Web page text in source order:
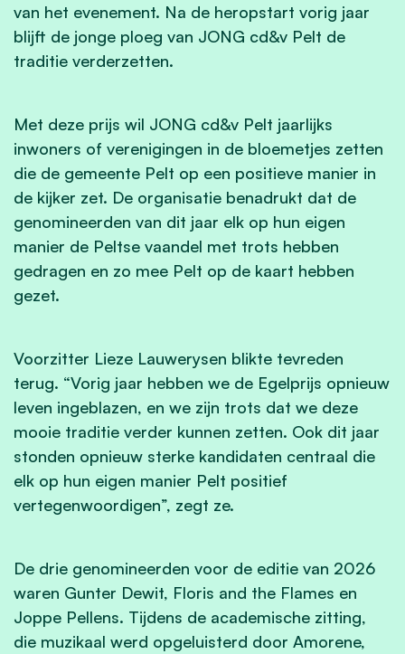
van het evenement. Na de heropstart vorig jaar
blijft de jonge ploeg van JONG cd&v Pelt de
traditie verderzetten.
Met deze prijs wil JONG cd&v Pelt jaarlijks
inwoners of verenigingen in de bloemetjes zetten
die de gemeente Pelt op een positieve manier in
de kijker zet. De organisatie benadrukt dat de
genomineerden van dit jaar elk op hun eigen
manier de Peltse vaandel met trots hebben
gedragen en zo mee Pelt op de kaart hebben
gezet.
Voorzitter Lieze Lauwerysen blikte tevreden
terug. “Vorig jaar hebben we de Egelprijs opnieuw
leven ingeblazen, en we zijn trots dat we deze
mooie traditie verder kunnen zetten. Ook dit jaar
stonden opnieuw sterke kandidaten centraal die
elk op hun eigen manier Pelt positief
vertegenwoordigen”, zegt ze.
De drie genomineerden voor de editie van 2026
waren Gunter Dewit, Floris and the Flames en
Joppe Pellens. Tijdens de academische zitting,
die muzikaal werd opgeluisterd door Amorene,